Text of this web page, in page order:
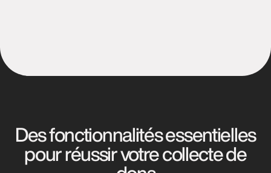
Des fonctionnalités essentielles
pour réussir votre collecte de